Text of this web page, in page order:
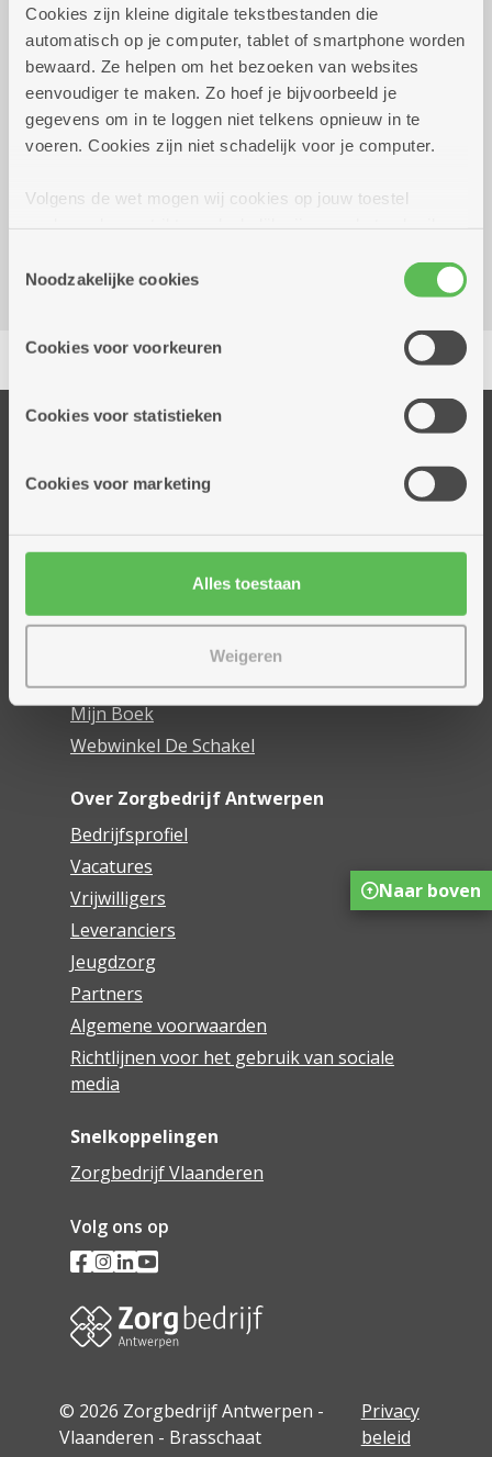
Cookies zijn kleine digitale tekstbestanden die
automatisch op je computer, tablet of smartphone worden
bewaard. Ze helpen om het bezoeken van websites
eenvoudiger te maken. Zo hoef je bijvoorbeeld je
gegevens om in te loggen niet telkens opnieuw in te
voeren. Cookies zijn niet schadelijk voor je computer.
Volgens de wet mogen wij cookies op jouw toestel
cookies hebben we jouw toestemming nodig. Sommige
cookies worden geplaatst door derde partijen die een
informatie over jouw (geanonimiseerd) gebruik van onze
partners kunnen deze gegevens combineren met andere
Noodzakelijke cookies
Cookies voor voorkeuren
Cookies voor statistieken
Cookies voor marketing
Alles toestaan
Weigeren
donderdag 29 oktober
2026
12.00 uur tot 17.00
20 euro voor een dagmenu met DJ. Reserveren
voor 28/10
Dienstencentrum De Meere
Corneel van Reethstraat 10
Delen
Onze diensten
Dienstencentra
Assistentiewoningen
Financieel comfort
Mijn Zorgbedrijf
Mijn Boek
Webwinkel De Schakel
Over Zorgbedrijf Antwerpen
Bedrijfsprofiel
Vacatures
Vrijwilligers
Leveranciers
Jeugdzorg
Partners
Algemene voorwaarden
Richtlijnen voor het gebruik van sociale
media
Snelkoppelingen
Zorgbedrijf Vlaanderen
Volg ons op
© 2026 Zorgbedrijf Antwerpen -
Vlaanderen - Brasschaat
Privacy
beleid
Naar boven